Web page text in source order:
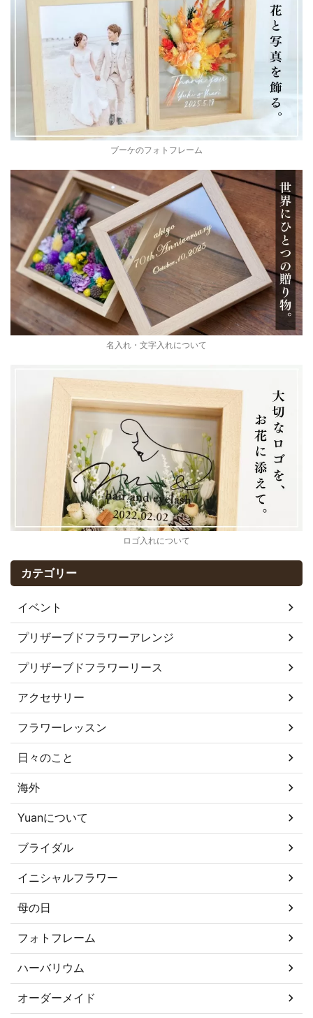
ブーケのフォトフレーム
名入れ・文字入れについて
ロゴ入れについて
カテゴリー
イベント
プリザーブドフラワーアレンジ
プリザーブドフラワーリース
アクセサリー
フラワーレッスン
日々のこと
海外
Yuanについて
ブライダル
イニシャルフラワー
母の日
フォトフレーム
ハーバリウム
オーダーメイド